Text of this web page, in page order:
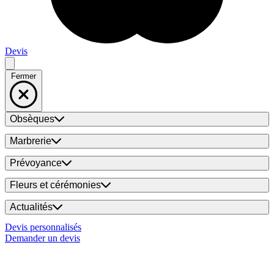
Devis
Fermer
Obsèques
Marbrerie
Prévoyance
Fleurs et cérémonies
Actualités
Devis personnalisés
Demander un devis